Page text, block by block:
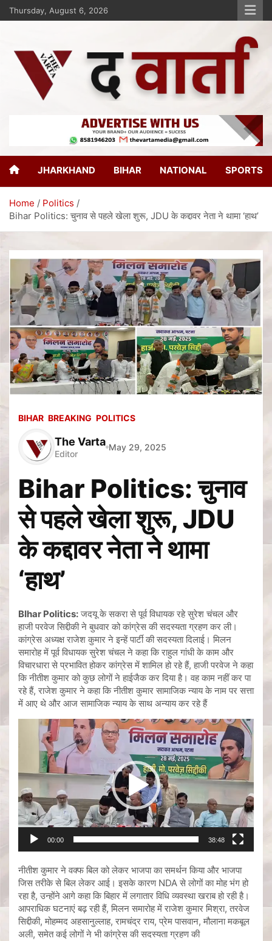
Thursday, August 6, 2026
The Varta
JHARKHAND BIHAR NATIONAL SPORTS
Home
Politics
Bihar Politics: चुनाव से पहले खेला शुरू, JDU के कद्दावर नेता ने थामा ‘हाथ’
BIHAR BREAKING POLITICS
The Varta
Editor
May 29, 2025
Bihar Politics: चुनाव
से पहले खेला शुरू, JDU
के कद्दावर नेता ने थामा
‘हाथ’
BIhar Politics:जदयू के सकरा से पूर्व विधायक रहे सुरेश चंचल और
हाजी परवेज सिद्दीकी ने बुधवार को कांग्रेस की सदस्यता ग्रहण कर ली।
कांग्रेस अध्यक्ष राजेश कुमार ने इन्हें पार्टी की सदस्यता दिलाई। मिलन
समारोह में पूर्व विधायक सुरेश चंचल ने कहा कि राहुल गांधी के काम और
विचारधारा से प्रभावित होकर कांग्रेस में शामिल हो रहे हैं, हाजी परवेज ने कहा
कि नीतीश कुमार को कुछ लोगों ने हाईजैक कर दिया है। वह काम नहीं कर पा
रहे हैं, राजेश कुमार ने कहा कि नीतीश कुमार सामाजिक न्याय के नाम पर सत्ता
में आए थे और आज सामाजिक न्याय के साथ अन्याय कर रहे हैं
Video
Player
00:00 38:48
नीतीश कुमार ने वक्फ बिल को लेकर भाजपा का समर्थन किया और भाजपा
जिस तरीके से बिल लेकर आई। इसके कारण NDA से लोगों का मोह भंग हो
रहा है, उन्होंने आगे कहा कि बिहार में लगातार विधि व्यवस्था खराब हो रही है।
आपराधिक घटनाएं बढ़ रही हैं, मिलन समारोह में राजेश कुमार मिश्रा, तरवेज
सिद्दीकी, मोहम्मद अहसानुल्लाह, रामचंद्र राय, प्रेम पासवान, मौलाना मकबूल
अली, समेत कई लोगों ने भी कांग्रेस की सदस्यता ग्रहण की